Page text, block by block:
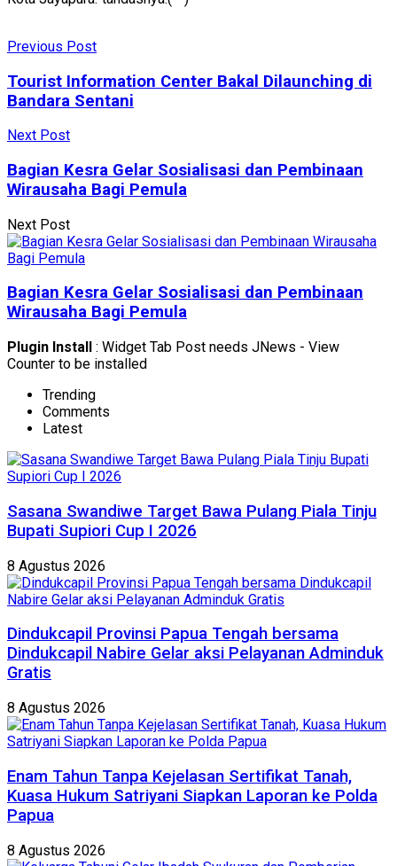
Previous Post
Tourist Information Center Bakal Dilaunching di
Bandara Sentani
Next Post
Bagian Kesra Gelar Sosialisasi dan Pembinaan
Wirausaha Bagi Pemula
Next Post
Bagian Kesra Gelar Sosialisasi dan Pembinaan
Wirausaha Bagi Pemula
Plugin Install
: Widget Tab Post needs JNews - View
Counter to be installed
Trending
Comments
Latest
Sasana Swandiwe Target Bawa Pulang Piala Tinju
Bupati Supiori Cup I 2026
8 Agustus 2026
Dindukcapil Provinsi Papua Tengah bersama
Dindukcapil Nabire Gelar aksi Pelayanan Adminduk
Gratis
8 Agustus 2026
Enam Tahun Tanpa Kejelasan Sertifikat Tanah,
Kuasa Hukum Satriyani Siapkan Laporan ke Polda
Papua
8 Agustus 2026